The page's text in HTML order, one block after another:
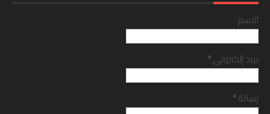
الاسم
بريد إلكتروني*
رسالة*